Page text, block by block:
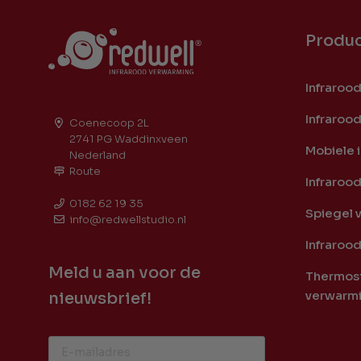
Coenecoop 2L
2741 PG Waddinxveen
Nederland
Route
0182 62 19 35
info@redwellstudio.nl
Meld u aan voor de
nieuwsbrief!
Mobiele
Spiegel